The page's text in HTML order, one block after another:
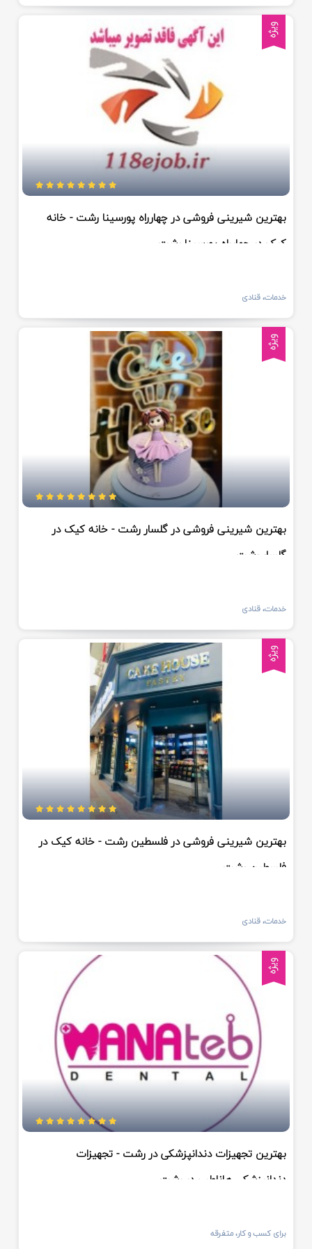
بندرکیاشهر
لولمان
شفت
ماسوله
چمخاله
رودبنه
ویژه
بهترین شیرینی فروشی در چهارراه پورسینا رشت - خانه
کیک در چهارراه پورسینا رشت
خدمات، قنادی
ویژه
بهترین شیرینی فروشی در گلسار رشت - خانه کیک در
گلسار رشت
خدمات، قنادی
ویژه
بهترین شیرینی فروشی در فلسطین رشت - خانه کیک در
فلسطین رشت
خدمات، قنادی
ویژه
بهترین تجهیزات دندانپزشکی در رشت - تجهیزات
دندانپزشکی هاناطب در رشت
برای کسب و کار، متفرقه